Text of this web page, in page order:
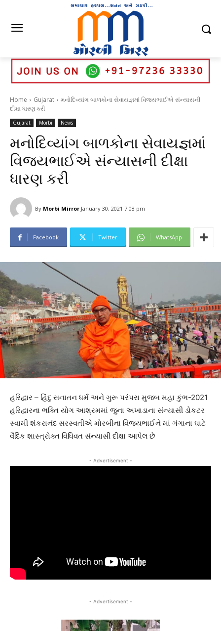
Home Gujarat
મનોદિવ્યાંગ બાળકોના સેવાયજ્ઞમાં વિજયભાઈએ સંન્યાસની
દીક્ષા ધારણ કરી
Gujarat Morbi News
મનોદિવ્યાંગ બાળકોના સેવાયજ્ઞમાં
વિજયભાઈએ સંન્યાસની દીક્ષા
ધારણ કરી
By Morbi Mirror January 30, 2021 7:08 pm
Facebook Twitter WhatsApp
હરિદ્વાર – હિંદુ સનાતન ધર્મ અને ગુરૂ પરંપરા મુજબ મહા કુંભ-2021
હરિદ્વારના ભક્તિ યોગ આશ્રમમાં જુના અખાડાના સંન્યાસી ડોકટર
સ્વામી શંકરાનંદ સરસ્વતીએ મોરબીના વિજયભાઈને માં ગંગાના ઘાટે
વૈદિક શાસ્ત્રોક્ત વિધિવત સંન્યાસી દીક્ષા આપેલ છે
- Advertisement -
- Advertisement -